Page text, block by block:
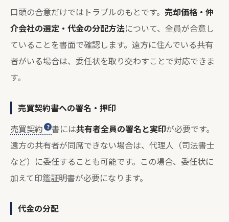
口頭の合意だけではトラブルのもとです。 売却価格・仲
介会社の選定・代金の分配方法について、全員が合意し
ていることを書面で確認します。遠方に住んでいる共有
者がいる場合は、委任状を取り交わすことで対応できま
す。
売買契約書への署名・押印
売買契約
書には共有者全員の署名と実印が必要です。
遠方の共有者が同席できない場合は、代理人（司法書士
など）に委任することも可能です。この場合、委任状に
加えて印鑑証明書が必要になります。
代金の分配